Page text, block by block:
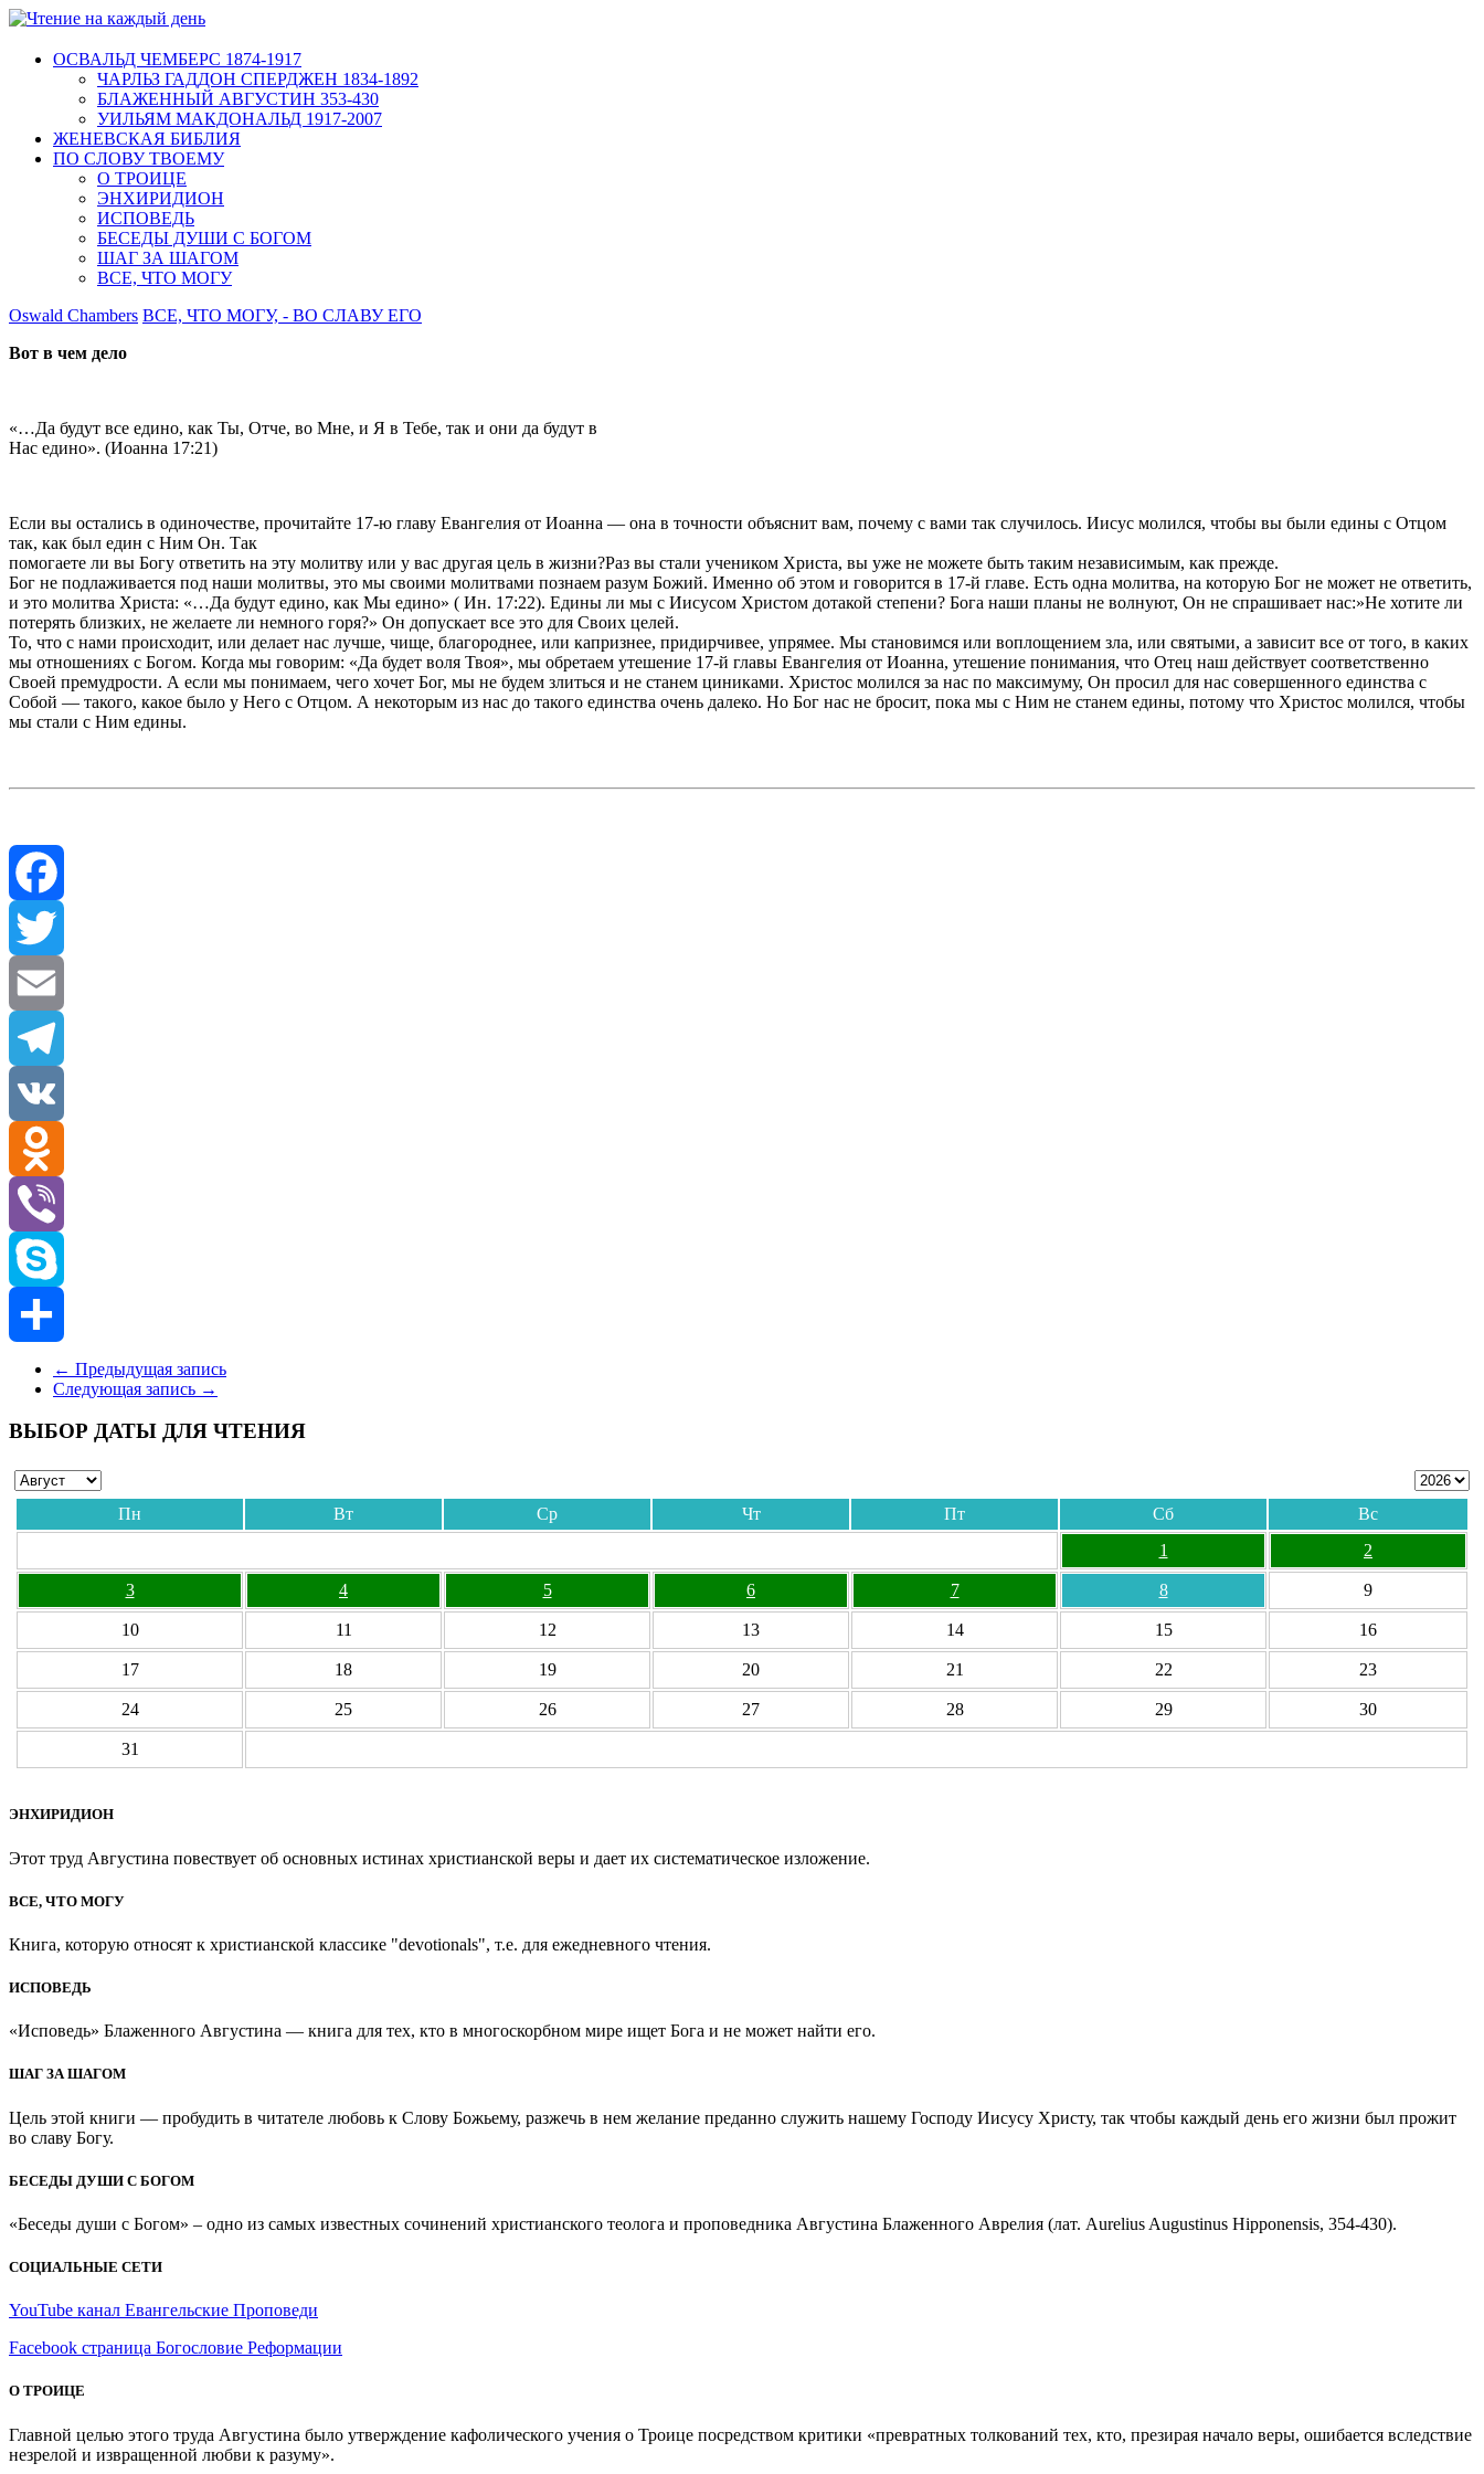
ОСВАЛЬД ЧЕМБЕРС 1874-1917
ЧАРЛЬЗ ГАДДОН СПЕРДЖЕН 1834-1892
БЛАЖЕННЫЙ АВГУСТИН 353-430
УИЛЬЯМ МАКДОНАЛЬД 1917-2007
ЖЕНЕВСКАЯ БИБЛИЯ
ПО СЛОВУ ТВОЕМУ
О ТРОИЦЕ
ЭНХИРИДИОН
ИСПОВЕДЬ
БЕСЕДЫ ДУШИ С БОГОМ
ШАГ ЗА ШАГОМ
ВСЕ, ЧТО МОГУ
Oswald Chambers ВСЕ, ЧТО МОГУ, - ВО СЛАВУ ЕГО
Вот в чем дело
«…Да будут все едино, как Ты, Отче, во Мне, и Я в Тебе, так и они да будут в
Нас едино». (Иоанна 17:21)
Если вы остались в одиночестве, прочитайте 17-ю главу Евангелия от Иоанна — она в точности объяснит вам, почему с вами так случилось. Иисус молился, чтобы вы были едины с Отцом
так, как был един с Ним Он. Так
помогаете ли вы Богу ответить на эту молитву или у вас другая цель в жизни?Раз вы стали учеником Христа, вы уже не можете быть таким независимым, как прежде.
Бог не подлаживается под наши молитвы, это мы своими молитвами познаем разум Божий. Именно об этом и говорится в 17-й главе. Есть одна молитва, на которую Бог не может не ответить,
и это молитва Христа: «…Да будут едино, как Мы едино» ( Ин. 17:22). Едины ли мы с Иисусом Христом дотакой степени? Бога наши планы не волнуют, Он не спрашивает нас:»Не хотите ли
потерять близких, не желаете ли немного горя?» Он допускает все это для Своих целей.
То, что с нами происходит, или делает нас лучше, чище, благороднее, или капризнее, придирчивее, упрямее. Мы становимся или воплощением зла, или святыми, а зависит все от того, в каких
мы отношениях с Богом. Когда мы говорим: «Да будет воля Твоя», мы обретаем утешение 17-й главы Евангелия от Иоанна, утешение понимания, что Отец наш действует соответственно
Своей премудрости. А если мы понимаем, чего хочет Бог, мы не будем злиться и не станем циниками. Христос молился за нас по максимуму, Он просил для нас совершенного единства с
Собой — такого, какое было у Него с Отцом. А некоторым из нас до такого единства очень далеко. Но Бог нас не бросит, пока мы с Ним не станем едины, потому что Христос молился, чтобы
мы стали с Ним едины.
Facebook
Twitter
Email
Telegram
VK
Odnoklassniki
Viber
Skype
Отправить
← Предыдущая запись
Следующая запись →
ВЫБОР ДАТЫ ДЛЯ ЧТЕНИЯ
Пн Вт Ср Чт Пт Сб
Вс
1
2
3 4 5 6 7 8 9
10 11 12 13 14 15 16
17 18 19 20 21 22 23
24 25 26 27 28 29 30
31
ЭНХИРИДИОН
Этот труд Августина повествует об основных истинах христианской веры и дает их систематическое изложение.
ВСЕ, ЧТО МОГУ
Книга, которую относят к христианской классике "devotionals", т.е. для ежедневного чтения.
ИСПОВЕДЬ
«Исповедь» Блаженного Августина — книга для тех, кто в многоскорбном мире ищет Бога и не может найти его.
ШАГ ЗА ШАГОМ
Цель этой книги — пробудить в читателе любовь к Слову Божьему, разжечь в нем желание преданно служить нашему Господу Иисусу Христу, так чтобы каждый день его жизни был прожит
во славу Богу.
БЕСЕДЫ ДУШИ С БОГОМ
«Беседы души с Богом» – одно из самых известных сочинений христианского теолога и проповедника Августина Блаженного Аврелия (лат. Aurelius Augustinus Hipponensis, 354-430).
СОЦИАЛЬНЫЕ СЕТИ
YouTube канал Евангельские Проповеди
Facebook страница Богословие Реформации
О ТРОИЦЕ
Главной целью этого труда Августина было утверждение кафолического учения о Троице посредством критики «превратных толкований тех, кто, презирая начало веры, ошибается вследствие
незрелой и извращенной любви к разуму».